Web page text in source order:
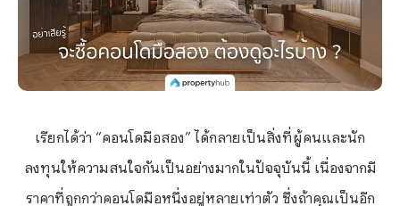
เรียกได้ว่า “คอนโดมือสอง” ได้กลายเป็นสิ่งที่ผู้คนและนัก
ลงทุนให้ความสนใจกันเป็นอย่างมากในปัจจุบันนี้ เนื่องจากมี
ราคาที่ถูกกว่าคอนโดมือหนึ่งอยู่หลายเท่าตัว ซึ่งถ้าคุณเป็นอีก